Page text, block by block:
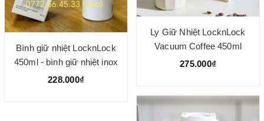
Bình giữ nhiệt LocknLock
450ml - bình giữ nhiệt inox
locknlockữ nhiệt
228.000₫
Ly Giữ Nhiệt LocknLock
Vacuum Coffee 450ml
LHC4340 - Ly Cà Phê Giữ
275.000₫